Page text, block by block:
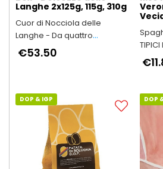
Langhe 2x125g, 115g, 310g
Cuor di Nocciola delle
Langhe - Da quattro
generazioni in Alta Langa
€53.50
TIPICI
DOP & IGP DOP